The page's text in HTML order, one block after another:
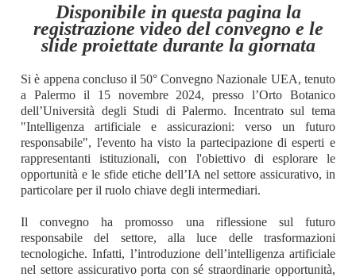
Disponibile in questa pagina la
registrazione video del convegno e le
slide proiettate durante la giornata
Si è appena concluso il 50° Convegno Nazionale UEA, tenuto
a Palermo il 15 novembre 2024, presso l’Orto Botanico
dell’Università degli Studi di Palermo. Incentrato sul tema
"Intelligenza artificiale e assicurazioni: verso un futuro
responsabile", l'evento ha visto la partecipazione di esperti e
rappresentanti istituzionali, con l'obiettivo di esplorare le
opportunità e le sfide etiche dell’IA nel settore assicurativo, in
particolare per il ruolo chiave degli intermediari.
Il convegno ha promosso una riflessione sul futuro
responsabile del settore, alla luce delle trasformazioni
tecnologiche. Infatti, l’introduzione dell’intelligenza artificiale
nel settore assicurativo porta con sé straordinarie opportunità,